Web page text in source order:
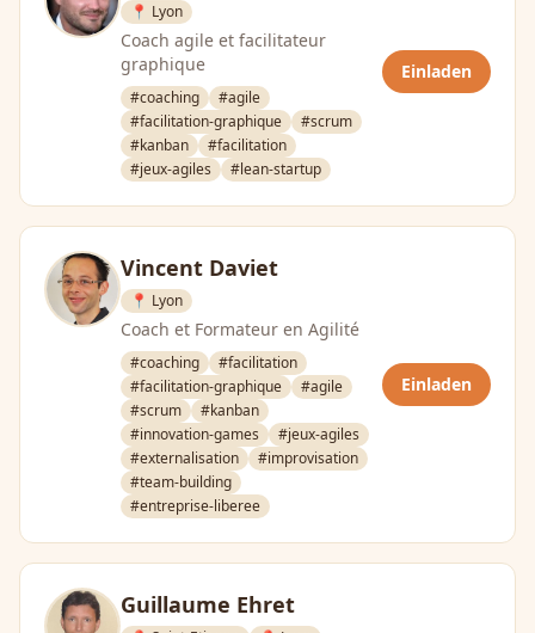
📍 Lyon
Coach agile et facilitateur
graphique
#coaching
#agile
#facilitation-graphique
#scrum
#kanban
#facilitation
#jeux-agiles
#lean-startup
Einladen
Vincent Daviet
📍 Lyon
Coach et Formateur en Agilité
#coaching
#facilitation
#facilitation-graphique
#agile
#scrum
#kanban
#innovation-games
#jeux-agiles
#externalisation
#improvisation
#team-building
#entreprise-liberee
Einladen
Guillaume Ehret